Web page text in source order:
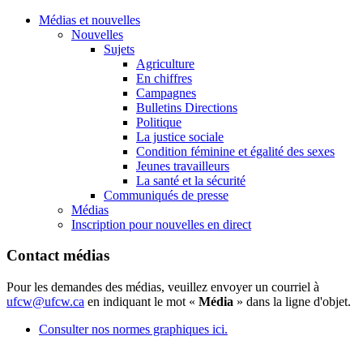
Médias et nouvelles
Nouvelles
Sujets
Agriculture
En chiffres
Campagnes
Bulletins Directions
Politique
La justice sociale
Condition féminine et égalité des sexes
Jeunes travailleurs
La santé et la sécurité
Communiqués de presse
Médias
Inscription pour nouvelles en direct
Contact médias
Pour les demandes des médias, veuillez envoyer un courriel à
ufcw@ufcw.ca en indiquant le mot « Média » dans la ligne d'objet.
Consulter nos normes graphiques ici.